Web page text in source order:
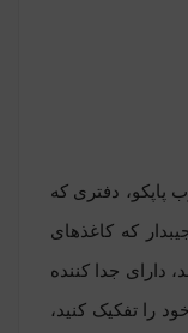
پاپکو، دفتری که
که کاغذهای
دارای جدا کننده
را تفکیک کنید،